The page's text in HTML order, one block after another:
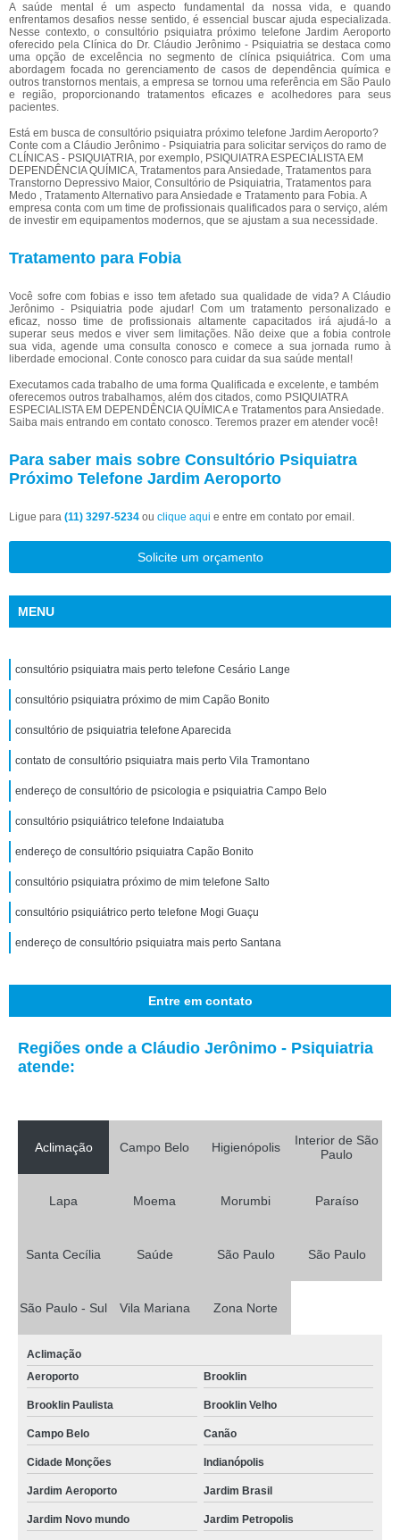
A saúde mental é um aspecto fundamental da nossa vida, e quando
enfrentamos desafios nesse sentido, é essencial buscar ajuda especializada.
Nesse contexto, o consultório psiquiatra próximo telefone Jardim Aeroporto
oferecido pela Clínica do Dr. Cláudio Jerônimo - Psiquiatria se destaca como
uma opção de excelência no segmento de clínica psiquiátrica. Com uma
abordagem focada no gerenciamento de casos de dependência química e
outros transtornos mentais, a empresa se tornou uma referência em São Paulo
e região, proporcionando tratamentos eficazes e acolhedores para seus
pacientes.
Está em busca de consultório psiquiatra próximo telefone Jardim Aeroporto?
Conte com a Cláudio Jerônimo - Psiquiatria para solicitar serviços do ramo de
CLÍNICAS - PSIQUIATRIA, por exemplo, PSIQUIATRA ESPECIALISTA EM
DEPENDÊNCIA QUÍMICA, Tratamentos para Ansiedade, Tratamentos para
Transtorno Depressivo Maior, Consultório de Psiquiatria, Tratamentos para
Medo , Tratamento Alternativo para Ansiedade e Tratamento para Fobia. A
empresa conta com um time de profissionais qualificados para o serviço, além
de investir em equipamentos modernos, que se ajustam a sua necessidade.
Tratamento para Fobia
Você sofre com fobias e isso tem afetado sua qualidade de vida? A Cláudio
Jerônimo - Psiquiatria pode ajudar! Com um tratamento personalizado e
eficaz, nosso time de profissionais altamente capacitados irá ajudá-lo a
superar seus medos e viver sem limitações. Não deixe que a fobia controle
sua vida, agende uma consulta conosco e comece a sua jornada rumo à
liberdade emocional. Conte conosco para cuidar da sua saúde mental!
Executamos cada trabalho de uma forma Qualificada e excelente, e também
oferecemos outros trabalhamos, além dos citados, como PSIQUIATRA
ESPECIALISTA EM DEPENDÊNCIA QUÍMICA e Tratamentos para Ansiedade.
Saiba mais entrando em contato conosco. Teremos prazer em atender você!
Para saber mais sobre Consultório Psiquiatra
Próximo Telefone Jardim Aeroporto
Ligue para (11) 3297-5234 ou clique aqui e entre em contato por email.
Solicite um orçamento
MENU
consultório psiquiatra mais perto telefone Cesário Lange
consultório psiquiatra próximo de mim Capão Bonito
consultório de psiquiatria telefone Aparecida
contato de consultório psiquiatra mais perto Vila Tramontano
endereço de consultório de psicologia e psiquiatria Campo Belo
consultório psiquiátrico telefone Indaiatuba
endereço de consultório psiquiatra Capão Bonito
consultório psiquiatra próximo de mim telefone Salto
consultório psiquiátrico perto telefone Mogi Guaçu
endereço de consultório psiquiatra mais perto Santana
Entre em contato
Regiões onde a Cláudio Jerônimo - Psiquiatria
atende:
Aclimação Campo Belo Higienópolis
Interior de São
Paulo
Lapa Moema Morumbi Paraíso
Santa Cecília Saúde São Paulo São Paulo
São Paulo - Sul Vila Mariana Zona Norte
Aclimação
Aeroporto
Brooklin
Brooklin Paulista Brooklin Velho
Campo Belo Canão
Cidade Monções Indianópolis
Jardim Aeroporto Jardim Brasil
Jardim Novo mundo Jardim Petropolis